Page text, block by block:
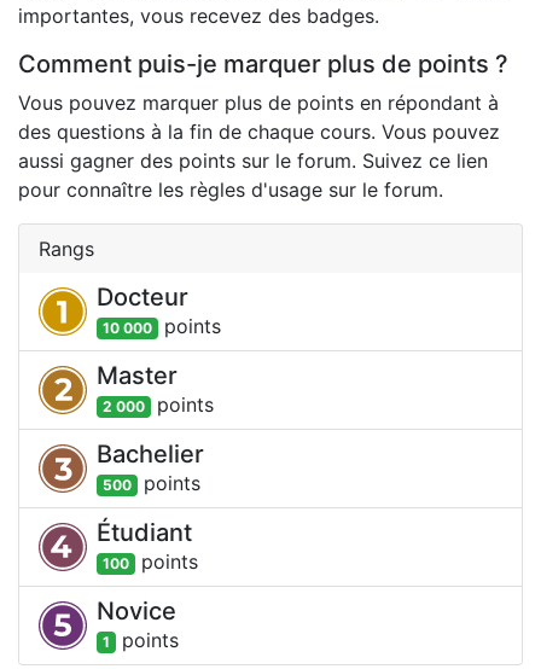
importantes, vous recevez des badges.
Comment puis-je marquer plus de points ?
Vous pouvez marquer plus de points en répondant à
des questions à la fin de chaque cours. Vous pouvez
aussi gagner des points sur le forum. Suivez ce lien
pour connaître les règles d'usage sur le forum.
Rangs
Docteur
10 000 points
Master
2 000 points
Bachelier
500 points
Étudiant
100 points
Novice
1 points